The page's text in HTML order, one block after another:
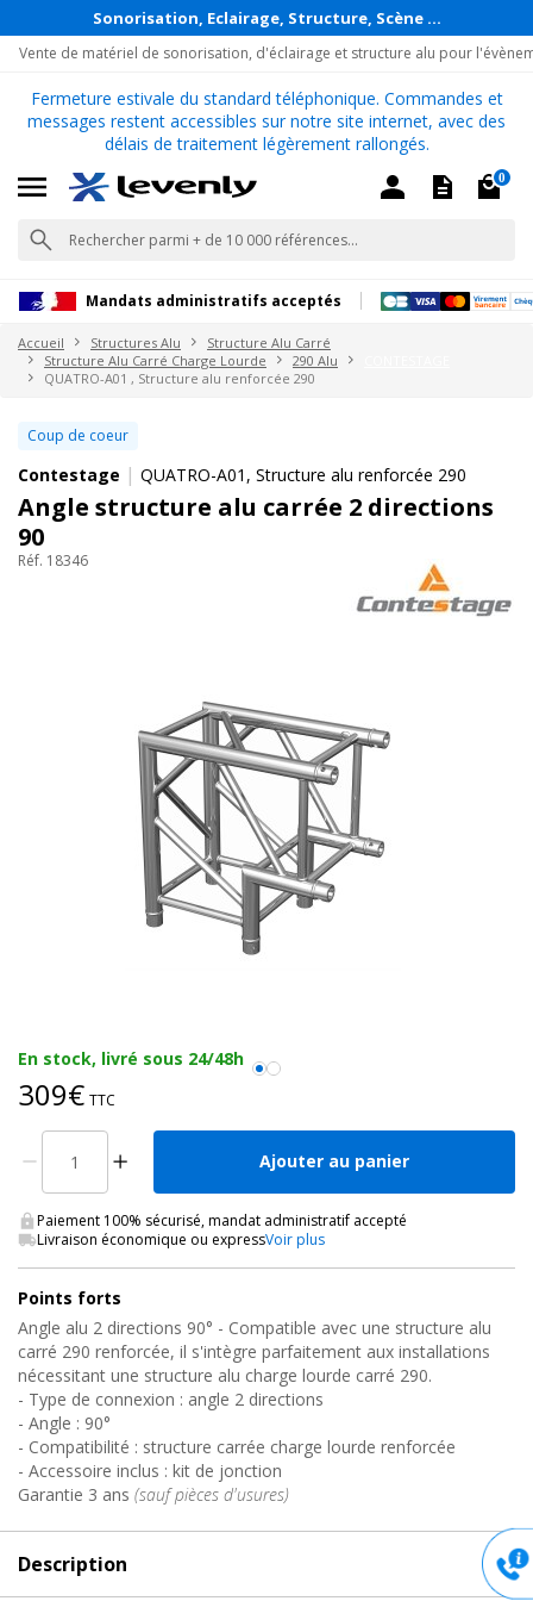
Sonorisation, Eclairage, Structure, Scène ...
Vente de matériel de sonorisation, d'éclairage et structure alu pour
Fermeture estivale du standard téléphonique. Commandes et
messages restent accessibles sur notre site internet, avec des
délais de traitement légèrement rallongés.
0
Mandats administratifs acceptés
Accueil Structures Alu
Structure Alu Carré
Structure Alu Carré Charge Lourde
290 Alu
QUATRO-A01 , Structure alu renforcée 290
Coup de coeur
Contestage | QUATRO-A01, Structure alu renforcée 290
Angle structure alu carrée 2 directions
90
Réf. 18346
En stock, livré sous 24/48h
309€ TTC
Ajouter au panier
Paiement 100% sécurisé, mandat administratif accepté
Livraison économique ou expressVoir plus
Points forts
Angle alu 2 directions 90° - Compatible avec une structure alu
carré 290 renforcée, il s'intègre parfaitement aux installations
nécessitant une structure alu charge lourde carré 290.
- Type de connexion : angle 2 directions
- Angle : 90°
- Compatibilité : structure carrée charge lourde renforcée
- Accessoire inclus : kit de jonction
Garantie 3 ans (sauf pièces d'usures)
Description